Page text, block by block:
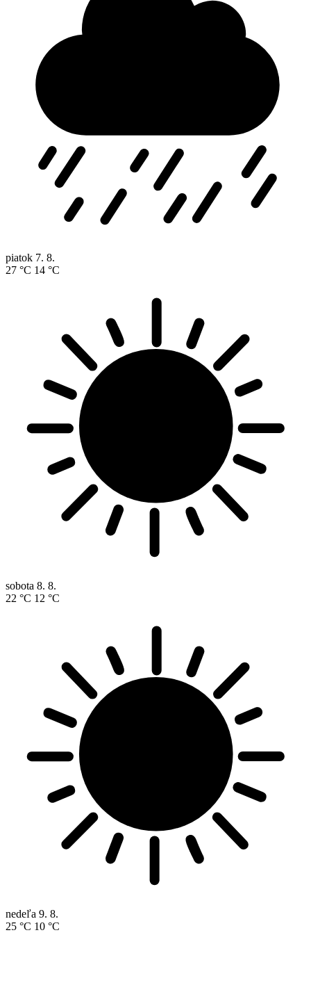
piatok 7. 8.
27 °C 14 °C
sobota 8. 8.
22 °C 12 °C
nedeľa 9. 8.
25 °C 10 °C